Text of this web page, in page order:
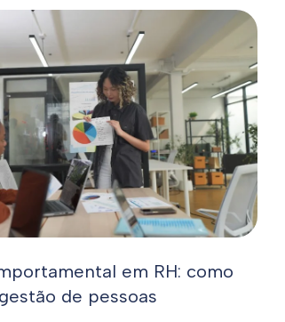
em RH: como
de pessoas